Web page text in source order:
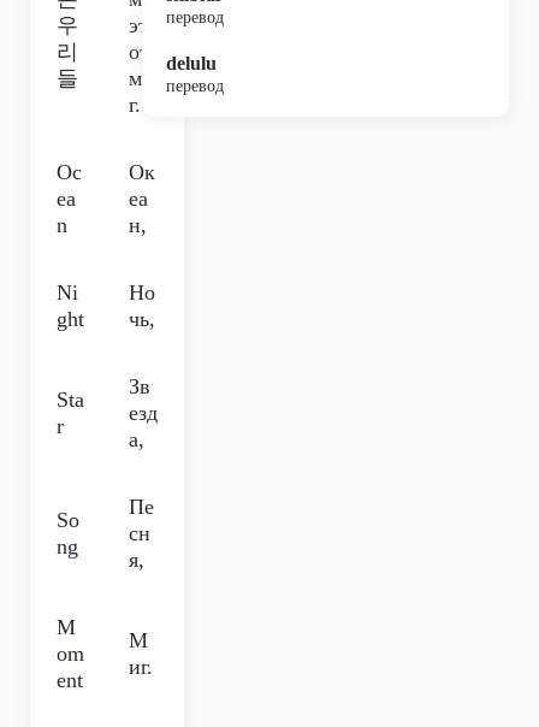
우
리
들
эт
от
ми
г.
Oc
ea
n
Ок
еа
н,
Ni
ght
Но
чь,
Sta
r
Зв
езд
а,
So
ng
Пе
сн
я,
M
om
ent
М
иг.
перевод
delulu
перевод